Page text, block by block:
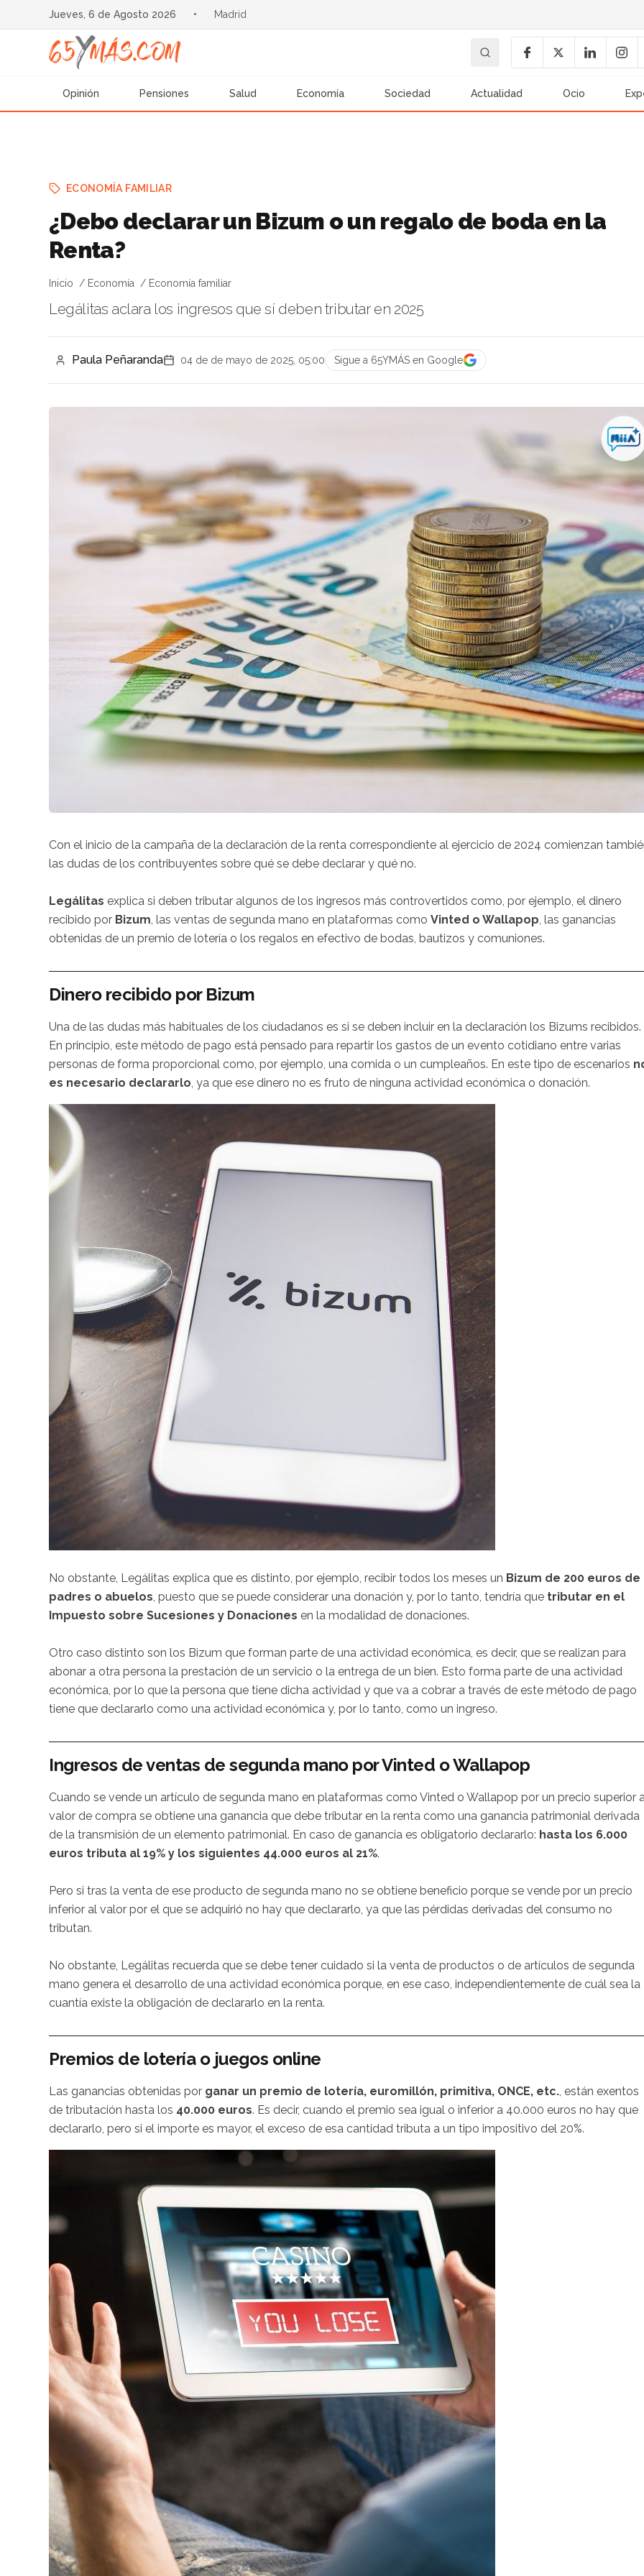
Jueves, 6 de Agosto 2026 • Madrid
Opinión Pensiones Salud Economía Sociedad Actualidad Ocio
ECONOMÍA FAMILIAR
¿Debo declarar un Bizum o un regalo de boda en la
Renta?
Inicio Economía Economía familiar
Legálitas aclara los ingresos que sí deben tributar en 2025
Paula Peñaranda 04 de de mayo de 2025, 05:00 Sigue a 65YMÁS en Google
Con el inicio de la campaña de la declaración de la renta correspondiente al ejercicio de 2024 comienzan
las dudas de los contribuyentes sobre qué se debe declarar y qué no.
Legálitas explica si deben tributar algunos de los ingresos más controvertidos como, por ejemplo, el dinero
recibido por Bizum , las ventas de segunda mano en plataformas como Vinted o Wallapop , las ganancias
obtenidas de un premio de lotería o los regalos en efectivo de bodas, bautizos y comuniones.
Dinero recibido por Bizum
Una de las dudas más habituales de los ciudadanos es si se deben incluir en la declaración los Bizums recibidos.
En principio, este método de pago está pensado para repartir los gastos de un evento cotidiano entre varias
personas de forma proporcional como, por ejemplo, una comida o un cumpleaños. En este tipo de escenarios
es necesario declararlo , ya que ese dinero no es fruto de ninguna actividad económica o donación.
No obstante, Legálitas explica que es distinto, por ejemplo, recibir todos los meses un Bizum de 200 euros de
padres o abuelos , puesto que se puede considerar una donación y, por lo tanto, tendría que tributar en el
Impuesto sobre Sucesiones y Donaciones en la modalidad de donaciones.
Otro caso distinto son los Bizum que forman parte de una actividad económica, es decir, que se realizan para
abonar a otra persona la prestación de un servicio o la entrega de un bien. Esto forma parte de una actividad
económica, por lo que la persona que tiene dicha actividad y que va a cobrar a través de este método de pago
tiene que declararlo como una actividad económica y, por lo tanto, como un ingreso.
Ingresos de ventas de segunda mano por Vinted o Wallapop
Cuando se vende un artículo de segunda mano en plataformas como Vinted o Wallapop por un precio superior
valor de compra se obtiene una ganancia que debe tributar en la renta como una ganancia patrimonial derivada
de la transmisión de un elemento patrimonial. En caso de ganancia es obligatorio declararlo: hasta los 6.000
euros tributa al 19% y los siguientes 44.000 euros al 21%.
Pero si tras la venta de ese producto de segunda mano no se obtiene beneficio porque se vende por un precio
inferior al valor por el que se adquirió no hay que declararlo, ya que las pérdidas derivadas del consumo no
tributan.
No obstante, Legálitas recuerda que se debe tener cuidado si la venta de productos o de artículos de segunda
mano genera el desarrollo de una actividad económica porque, en ese caso, independientemente de cuál sea la
cuantía existe la obligación de declararlo en la renta.
Premios de lotería o juegos online
Las ganancias obtenidas por ganar un premio de lotería, euromillón, primitiva, ONCE, etc. , están exentos
de tributación hasta los 40.000 euros. Es decir, cuando el premio sea igual o inferior a 40.000 euros no hay que
declararlo, pero si el importe es mayor, el exceso de esa cantidad tributa a un tipo impositivo del 20%.